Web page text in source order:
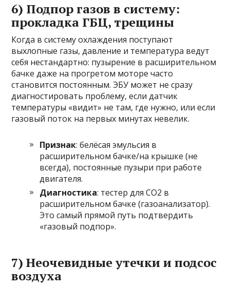
6) Подпор газов в систему:
прокладка ГБЦ, трещины
Когда в систему охлаждения поступают
выхлопные газы, давление и температура ведут
себя нестандартно: пузырение в расширительном
бачке даже на прогретом моторе часто
становится постоянным. ЭБУ может не сразу
диагностировать проблему, если датчик
температуры «видит» не там, где нужно, или если
газовый поток на первых минутах невелик.
Признак: белёсая эмульсия в
расширительном бачке/на крышке (не
всегда), постоянные пузыри при работе
двигателя.
Диагностика: тестер для CO2 в
расширительном бачке (газоанализатор).
Это самый прямой путь подтвердить
«газовый подпор».
7) Неочевидные утечки и подсос
воздуха